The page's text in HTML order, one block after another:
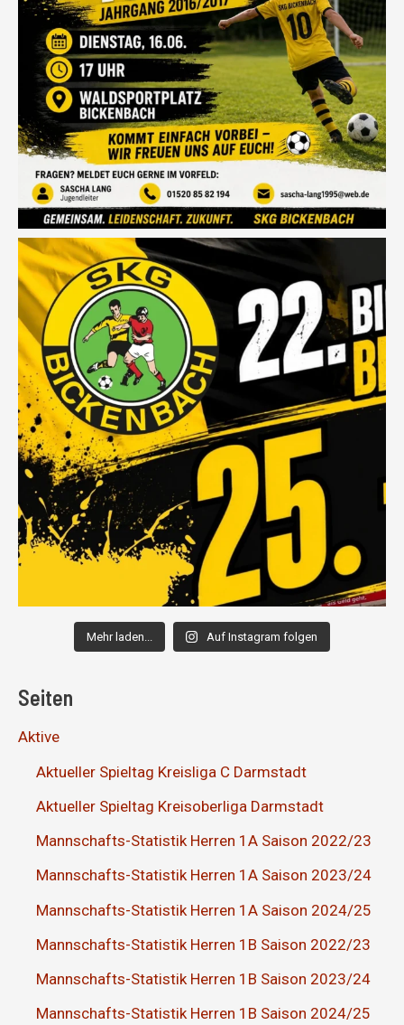
Mehr laden... Auf Instagram folgen
Seiten
Aktive
Aktueller Spieltag Kreisliga C Darmstadt
Aktueller Spieltag Kreisoberliga Darmstadt
Mannschafts-Statistik Herren 1A Saison 2022/23
Mannschafts-Statistik Herren 1A Saison 2023/24
Mannschafts-Statistik Herren 1A Saison 2024/25
Mannschafts-Statistik Herren 1B Saison 2022/23
Mannschafts-Statistik Herren 1B Saison 2023/24
Mannschafts-Statistik Herren 1B Saison 2024/25